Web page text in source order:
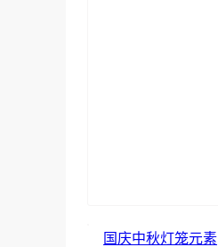
国庆中秋灯笼元素